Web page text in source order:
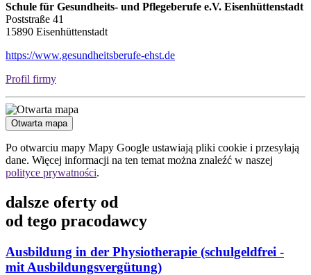
Schule für Gesundheits- und Pflegeberufe e.V. Eisenhüttenstadt
Poststraße 41
15890 Eisenhüttenstadt
https://www.gesundheitsberufe-ehst.de
Profil firmy
Otwarta mapa
Po otwarciu mapy Mapy Google ustawiają pliki cookie i przesyłają
dane. Więcej informacji na ten temat można znaleźć w naszej
polityce prywatności.
dalsze oferty od
od tego pracodawcy
Ausbildung in der Physiotherapie (schulgeldfrei -
mit Ausbildungsvergütung)